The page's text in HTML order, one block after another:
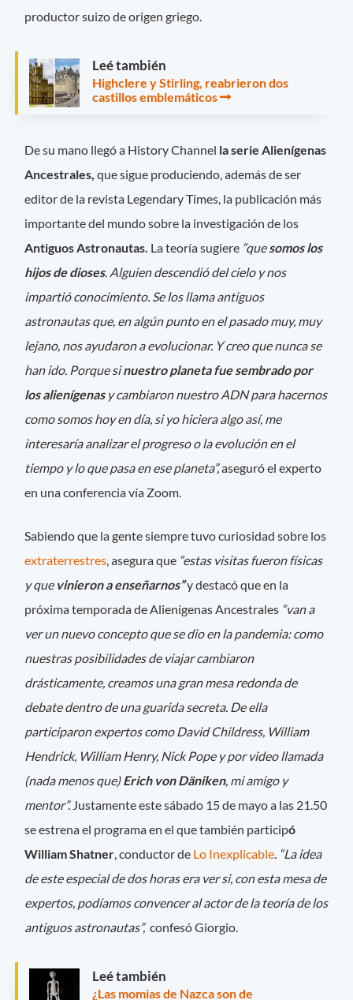
productor suizo de origen griego.
Leé también
Highclere y Stirling, reabrieron dos
castillos emblemáticos
De su mano llegó a History Channel la serie Alienígenas
Ancestrales,que sigue produciendo, además de ser
editor de la revista Legendary Times, la publicación más
importante del mundo sobre la investigación de los
Antiguos Astronautas. La teoría sugiere “quesomos los
hijos de dioses. Alguien descendió del cielo y nos
impartió conocimiento. Se los llama antiguos
astronautas que, en algún punto en el pasado muy, muy
lejano, nos ayudaron a evolucionar. Y creo que nunca se
han ido. Porque sinuestro planeta fue sembrado por
los alienígenasy cambiaron nuestro ADN para hacernos
como somos hoy en día, si yo hiciera algo así, me
interesaría analizar el progreso o la evolución en el
tiempo y lo que pasa en ese planeta”,aseguró el experto
en una conferencia vía Zoom.
Sabiendo que la gente siempre tuvo curiosidad sobre los
extraterrestres, asegura que “estas visitas fueron físicas
y que vinieron a enseñarnos”y destacó que en la
próxima temporada de Alienígenas Ancestrales “van a
ver un nuevo concepto que se dio en la pandemia: como
nuestras posibilidades de viajar cambiaron
drásticamente, creamos una gran mesa redonda de
debate dentro de una guarida secreta. De ella
participaron expertos como David Childress, William
Hendrick, William Henry, Nick Pope y por video llamada
(nada menos que)Erich von Däniken, mi amigo y
mentor”.Justamente este sábado 15 de mayo a las 21.50
se estrena el programa en el que también participó
William Shatner, conductor de Lo Inexplicable. “La idea
de este especial de dos horas era ver si, con esta mesa de
expertos, podíamos convencer al actor de la teoría de los
antiguos astronautas”,confesó Giorgio.
Leé también
¿Las momias de Nazca son de